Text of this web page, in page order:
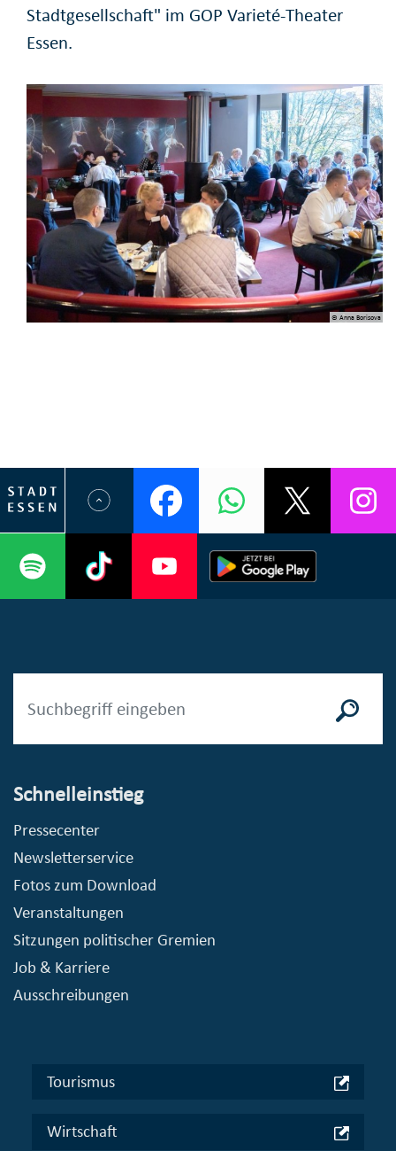
Stadtgesellschaft" im GOP Varieté-Theater
Essen.
© Anna Borisova
Schnelleinstieg
Pressecenter
Newsletterservice
Fotos zum Download
Veranstaltungen
Sitzungen politischer Gremien
Job & Karriere
Ausschreibungen
Tourismus
Wirtschaft